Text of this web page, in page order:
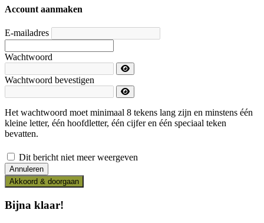
Account aanmaken
E-mailadres
Wachtwoord
Wachtwoord bevestigen
Het wachtwoord moet minimaal 8 tekens lang zijn en minstens één
kleine letter, één hoofdletter, één cijfer en één speciaal teken
bevatten.
Dit bericht niet meer weergeven
Akkoord & doorgaan
Bijna klaar!